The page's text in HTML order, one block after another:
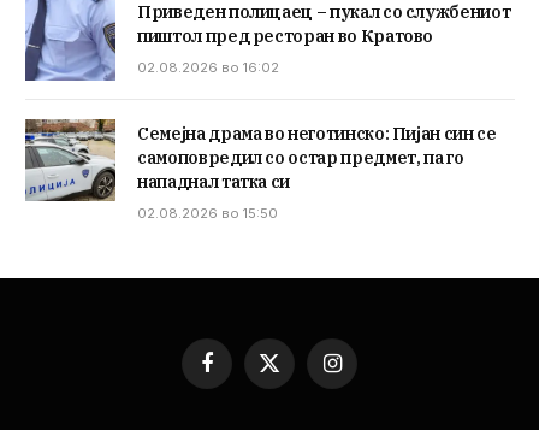
Приведен полицаец – пукал со службениот
пиштол пред ресторан во Кратово
02.08.2026 во 16:02
Семејна драма во неготинско: Пијан син се
самоповредил со остар предмет, па го
нападнал татка си
02.08.2026 во 15:50
Facebook
X
(Twitter)
Instagram